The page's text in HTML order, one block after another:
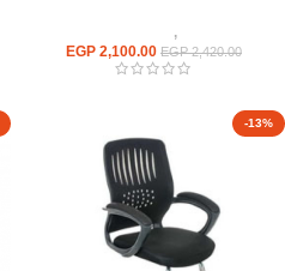
,
EGP2,420.00
EGP 2,100.00
-13%